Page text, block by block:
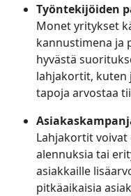
Työntekijöiden
Monet yritykset
kannustimena ja
hyvästä
lahjakortit, kuten
tapoja arvostaa
Lahjakortit voivat
alennuksia tai
asiakkaille
pitkäaikaisia